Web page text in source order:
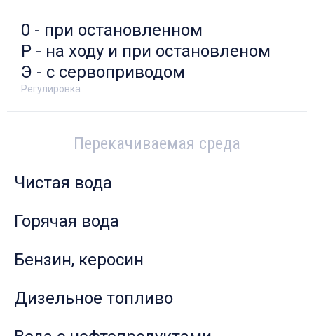
Регулировка
0 - при остановленном
Р - на ходу и при остановленом
Э - с сервоприводом
Перекачиваемая среда
Чистая вода
Горячая вода
Бензин, керосин
Дизельное топливо